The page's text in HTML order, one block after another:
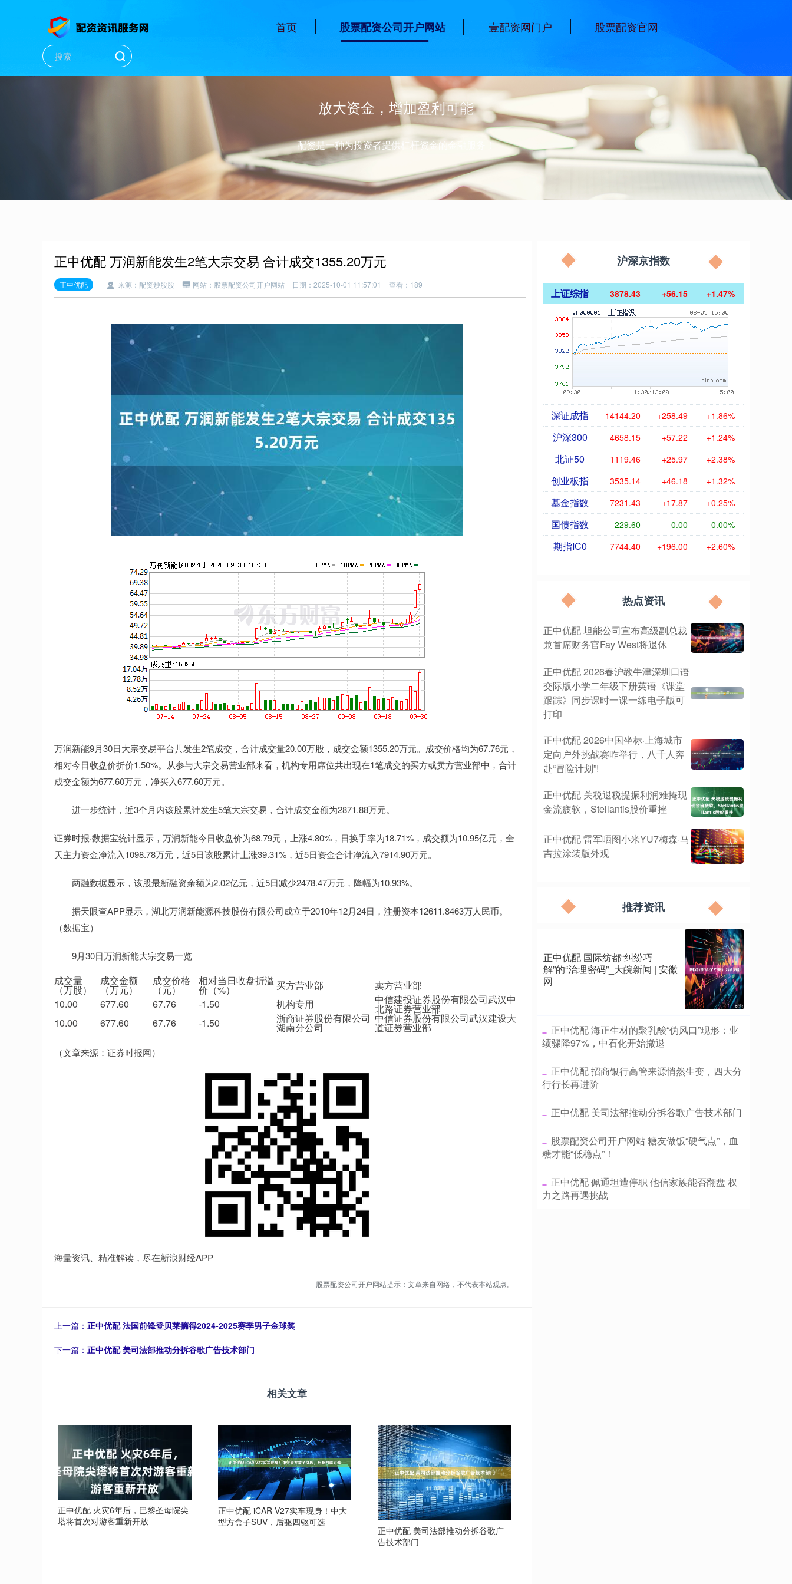
首页 股票配资公司开户网站 壹配资网门户 股票配资官网
放大资金，增加盈利可能
配资是一种为投资者提供杠杆资金的金融服务！
正中优配 万润新能发生2笔大宗交易 合计成交1355.20万元
正中优配 来源：配资炒股股 网站：股票配资公司开户网站 日期：2025-10-01 11:57:01 查看：189
万润新能9月30日大宗交易平台共发生2笔成交，合计成交量20.00万股，成交金额1355.20万元。成交价格均为67.76元，
相对今日收盘价折价1.50%。从参与大宗交易营业部来看，机构专用席位共出现在1笔成交的买方或卖方营业部中，合计
成交金额为677.60万元，净买入677.60万元。
进一步统计，近3个月内该股累计发生5笔大宗交易，合计成交金额为2871.88万元。
证券时报·数据宝统计显示，万润新能今日收盘价为68.79元，上涨4.80%，日换手率为18.71%，成交额为10.95亿元，全
天主力资金净流入1098.78万元，近5日该股累计上涨39.31%，近5日资金合计净流入7914.90万元。
两融数据显示，该股最新融资余额为2.02亿元，近5日减少2478.47万元，降幅为10.93%。
据天眼查APP显示，湖北万润新能源科技股份有限公司成立于2010年12月24日，注册资本12611.8463万人民币。
（数据宝）
9月30日万润新能大宗交易一览
成交量
（万股）
成交金额
（万元）
成交价格
（元）
相对当日收盘折溢
价（%） 买方营业部
卖方营业部
10.00
677.60 67.76 -1.50 机构专用 中信建投证券股份有限公司武汉中
北路证券营业部
10.00
677.60 67.76 -1.50 浙商证券股份有限公司
湖南分公司
中信证券股份有限公司武汉建设大
道证券营业部
（文章来源：证券时报网）
海量资讯、精准解读，尽在新浪财经APP
股票配资公司开户网站提示：文章来自网络，不代表本站观点。
上一篇： 正中优配 法国前锋登贝莱摘得2024-2025赛季男子金球奖
下一篇： 正中优配 美司法部推动分拆谷歌广告技术部门
相关文章
正中优配 火灾6年后，巴黎圣母院尖
塔将首次对游客重新开放
正中优配 iCAR V27实车现身！中大
型方盒子SUV，后驱四驱可选
正中优配 美司法部推动分拆谷歌广
告技术部门
沪深京指数
上证综指 3878.43 +56.15 +1.47%
深证成指 14144.20 +258.49 +1.86%
沪深300 4658.15 +57.22 +1.24%
北证50 1119.46 +25.97 +2.38%
创业板指 3535.14 +46.18 +1.32%
基金指数 7231.43 +17.87 +0.25%
国债指数 229.60 -0.00 0.00%
期指IC0 7744.40 +196.00 +2.60%
热点资讯
正中优配 坦能公司宣布高级副总裁
兼首席财务官Fay West将退休
正中优配 2026春沪教牛津深圳口语
交际版小学二年级下册英语《课堂
跟踪》同步课时一课一练电子版可
打印
正中优配 2026中国坐标·上海城市
定向户外挑战赛昨举行，八千人奔
赴“冒险计划”!
正中优配 关税退税提振利润难掩现
金流疲软，Stellantis股价重挫
正中优配 雷军晒图小米YU7梅森·马
吉拉涂装版外观
推荐资讯
正中优配 国际纺都“纠纷巧
解”的“治理密码”_大皖新闻 | 安徽
网
​正中优配 海正生材的聚乳酸“伪风口”现形：业
绩骤降97%，中石化开始撤退
​正中优配 招商银行高管来源悄然生变，四大分
行行长再进阶
​正中优配 美司法部推动分拆谷歌广告技术部门
​股票配资公司开户网站 糖友做饭“硬气点”，血
糖才能“低稳点”！
​正中优配 佩通坦遭停职 他信家族能否翻盘 权
力之路再遇挑战